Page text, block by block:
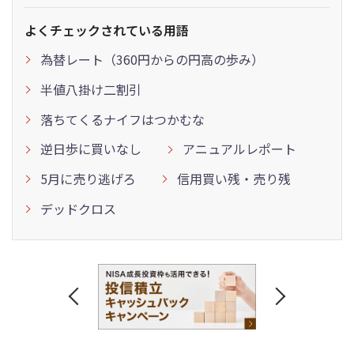
よくチェックされている用語
為替レート（360円からの円高の歩み）
半値八掛け二割引
落ちてくるナイフはつかむな
逆日歩に買いなし
アニュアルレポート
5月に売り逃げろ
信用買い残・売り残
デッドクロス